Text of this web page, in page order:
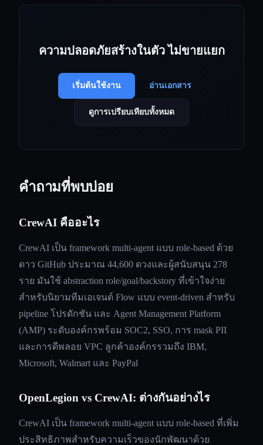
ความปลอดภัยสร้างในตัว ไม่ขายแยก
เริ่มต้นใช้งาน อ่านเอกสาร
ดูการเปรียบเทียบทั้งหมด
คำถามที่พบบ่อย
CrewAI คืออะไร
CrewAI เป็น framework multi-agent แบบ role-based ด้วย
ดาว GitHub ประมาณ 44,600 ดวงและผู้สนับสนุน 278
ราย มันใช้ abstraction role/goal/backstory ที่เข้าใจง่าย
สำหรับนิยามทีมเอเจนต์ Flow แบบ event-driven สำหรับ
pipeline โปรดักชัน และ Agent Management Platform
(AMP) ระดับองค์กรพร้อม SOC2, SSO, การ mask PII
และการดีพลอย VPC ลูกค้าองค์กรรวมถึง IBM,
Microsoft, Walmart และ PayPal
OpenLegion vs CrewAI: ต่างกันอย่างไร
CrewAI เป็น framework multi-agent แบบ role-based ที่เพิ่ม
ประสิทธิภาพสำหรับความเร็วของนักพัฒนาด้วย